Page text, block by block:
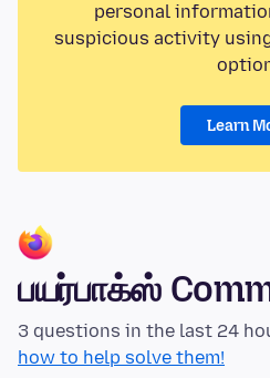
personal
suspicious activity
Learn
பயர்பாக்ஸ்
3 questions in the last 24
how to help solve them!